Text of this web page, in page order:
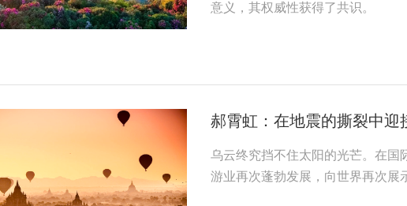
意义，其权威性获得了共识。
郝霄虹：在地震的撕裂中迎
乌云终究挡不住太阳的光芒。在国
游业再次蓬勃发展，向世界再次展